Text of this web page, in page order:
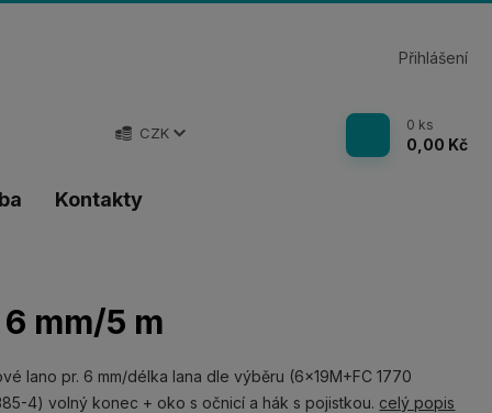
Kontakty
CZK
Přihlášení
0 ks
0,00 Kč
mm/5 m
lano pr. 6 mm/délka lana dle výběru (6x19M+FC 1770
4) volný konec + oko s očnicí a hák s pojistkou. celý popis